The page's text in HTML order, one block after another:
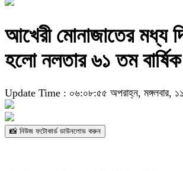
আখেরী মোনাজাতের মধ্য
হলো নলতার ৬১ তম
Update Time : ০৬:০৮:৫৫ অপরাহ্ন, মঙ্গলবার,
📸 নিউজ ফটোকার্ড ডাউনলোড করুন